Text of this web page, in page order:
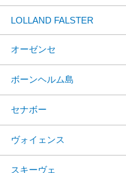
LOLLAND FALSTER
オーゼンセ
ボーンヘルム島
セナボー
ヴォイェンス
スキーヴェ